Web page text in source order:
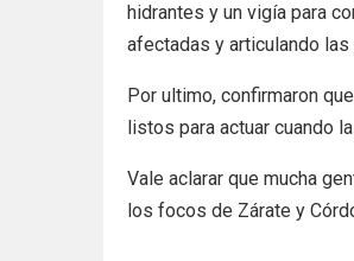
hidrantes y un vigía para
afectadas y articulando las
Por ultimo, confirmaron
listos para actuar cuando
Vale aclarar que mucha
los focos de Zárate y